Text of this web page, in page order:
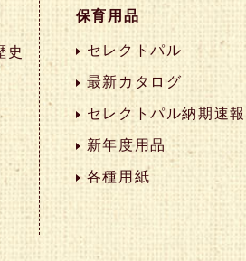
史
保育用品
セレクトパル
最新カタログ
セレクトパル納期速報
新年度用品
各種用紙